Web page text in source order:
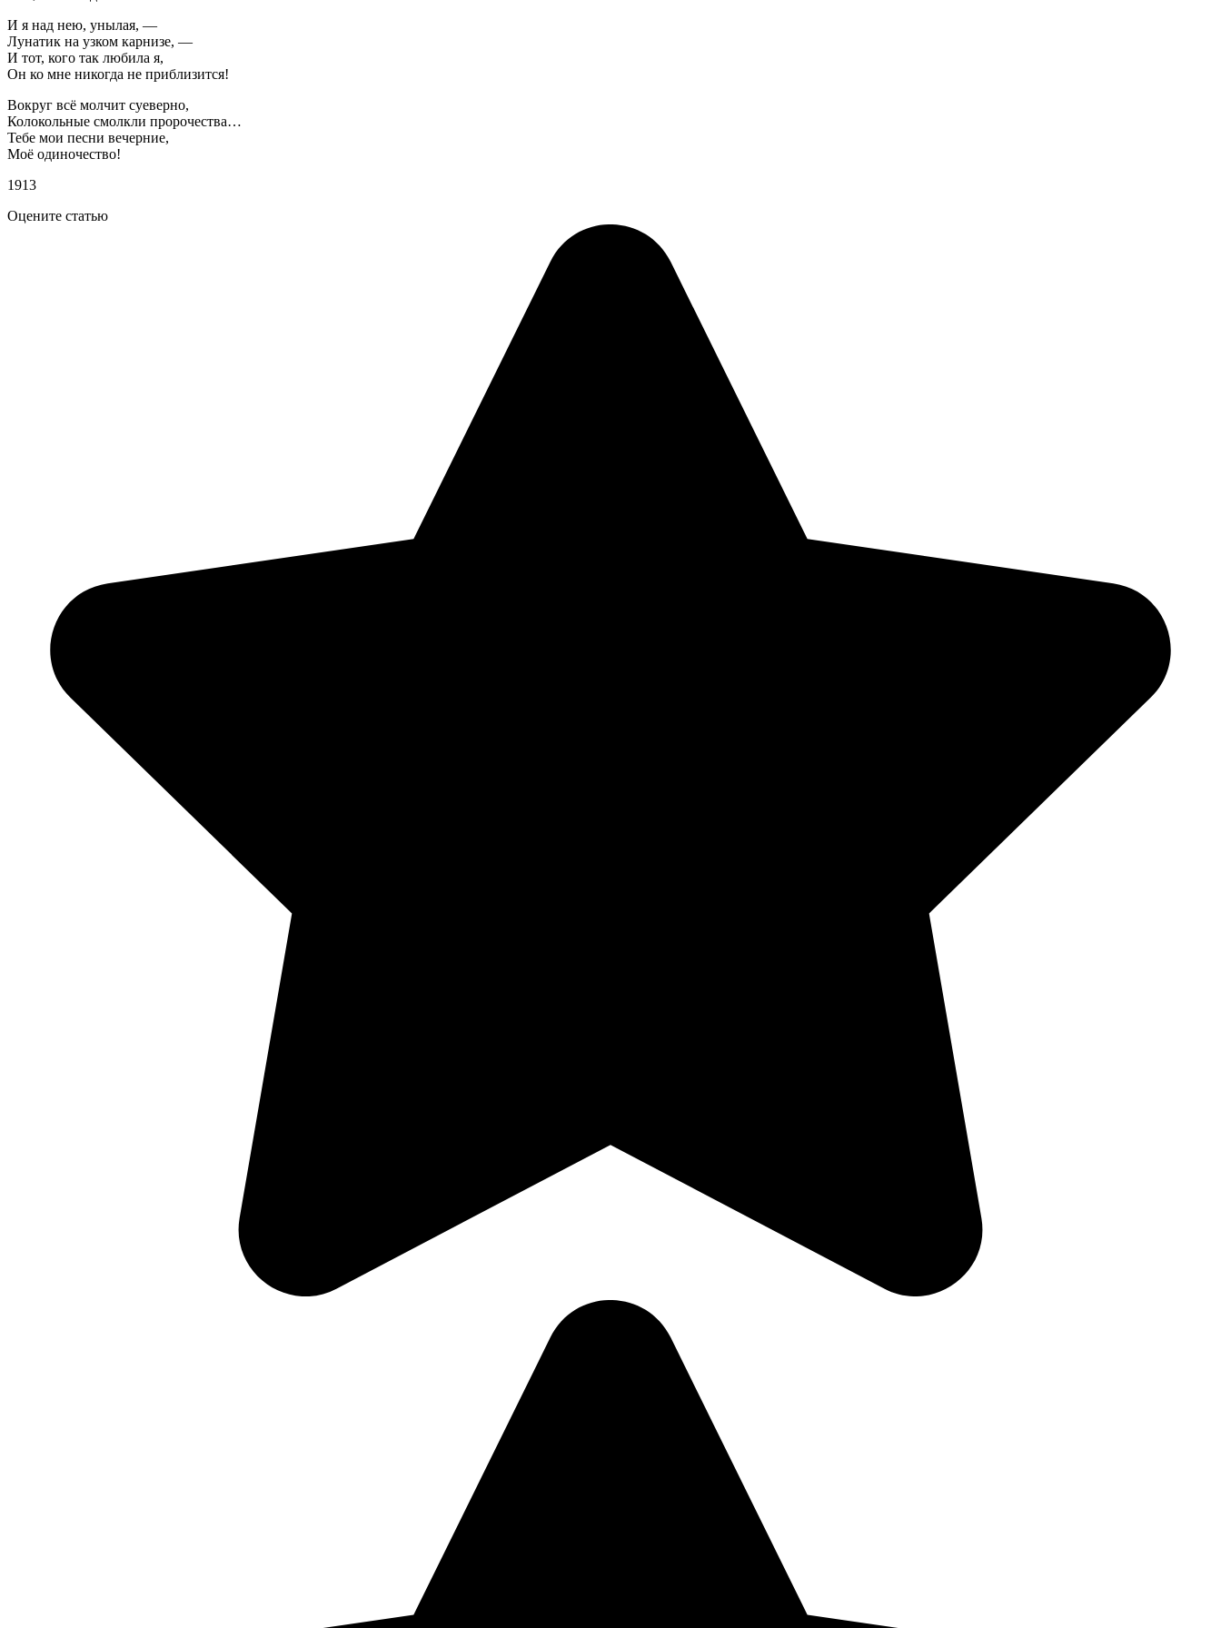
И я над нею, унылая, —
Лунатик на узком карнизе, —
И тот, кого так любила я,
Он ко мне никогда не приблизится!
Вокруг всё молчит суеверно,
Колокольные смолкли пророчества…
Тебе мои песни вечерние,
Моё одиночество!
1913
Оцените статью